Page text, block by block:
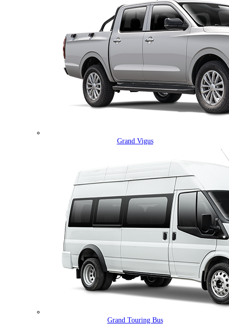
Grand Vigus
Grand Touring Bus